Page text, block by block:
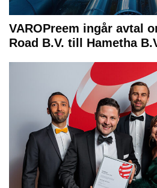
VAROPreem ingår avtal
Road B.V. till Hametha